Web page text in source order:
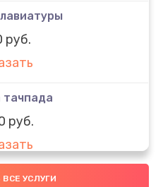
руб.
тачпада
руб.
моста
УСЛУГИ